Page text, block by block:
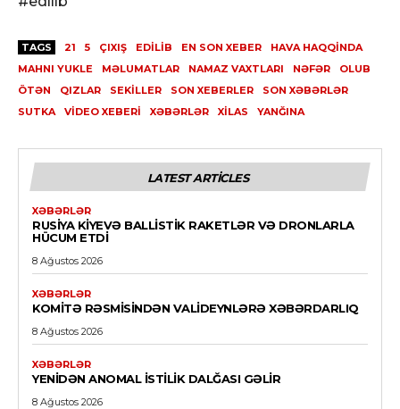
TAGS 21 5 ÇIXIŞ EDILIB EN SON XEBER
HAVA HAQQINDA
MAHNI YUKLE
MƏLUMATLAR NAMAZ VAXTLARI NƏFƏR
OLUB
ÖTƏN
QIZLAR SEKILLER SON XEBERLER
SON XƏBƏRLƏR
SUTKA
VİDEO XEBERI XƏBƏRLƏR XILAS YANĞINA
LATEST ARTICLES
XƏBƏRLƏR
RUSIYA KIYEVƏ BALLISTIK RAKETLƏR VƏ DRONLARLA
HÜCUM ETDI
8 Ağustos 2026
XƏBƏRLƏR
KOMITƏ RƏSMISINDƏN VALIDEYNLƏRƏ XƏBƏRDARLIQ
8 Ağustos 2026
XƏBƏRLƏR
YENIDƏN ANOMAL ISTILIK DALĞASI GƏLIR
8 Ağustos 2026